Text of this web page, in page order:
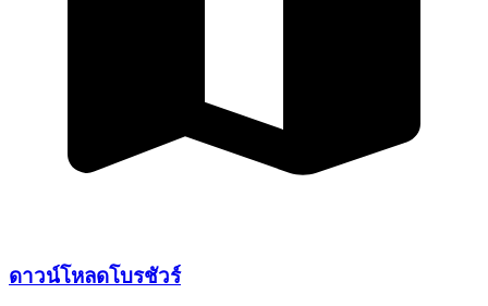
ดาวน์โหลดโบรชัวร์